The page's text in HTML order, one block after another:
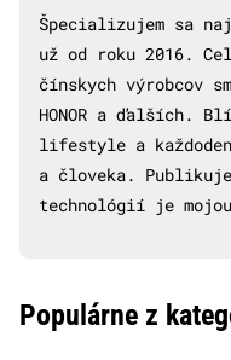
Špecializujem sa
už od roku 2016.
čínskych výrobcov
HONOR a ďalších.
lifestyle a
a človeka.
technológií je
Populárne z